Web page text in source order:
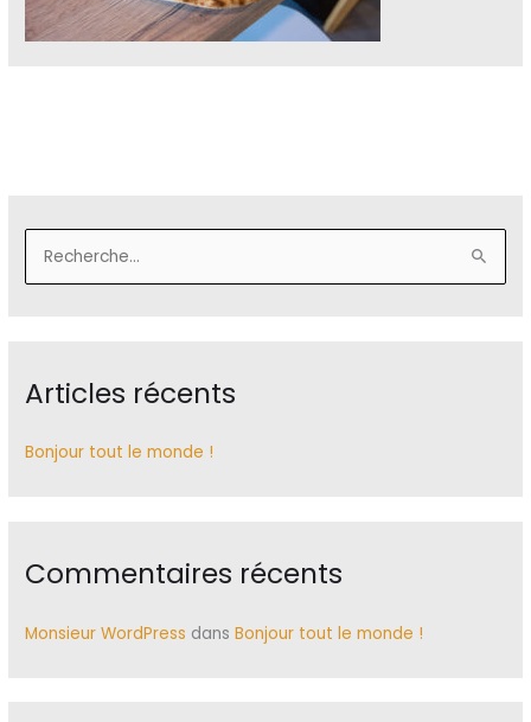
e
e
c
Articles récents
Bonjour tout le monde !
Commentaires récents
Monsieur WordPress dansBonjour tout le monde !